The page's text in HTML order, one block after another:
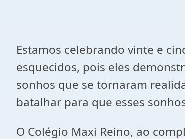
Estamos celebrando vinte e
esquecidos, pois eles
sonhos que se tornaram
batalhar para que esses
O Colégio Maxi Reino, ao